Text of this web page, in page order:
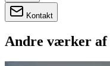
Kontakt
Andre værker af